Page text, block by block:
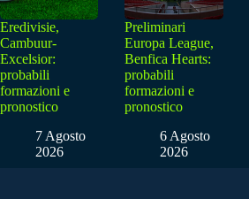
Eredivisie,
Cambuur-
Excelsior:
probabili
formazioni e
pronostico
7 Agosto
2026
Preliminari
Europa League,
Benfica Hearts:
probabili
formazioni e
pronostico
6 Agosto
2026